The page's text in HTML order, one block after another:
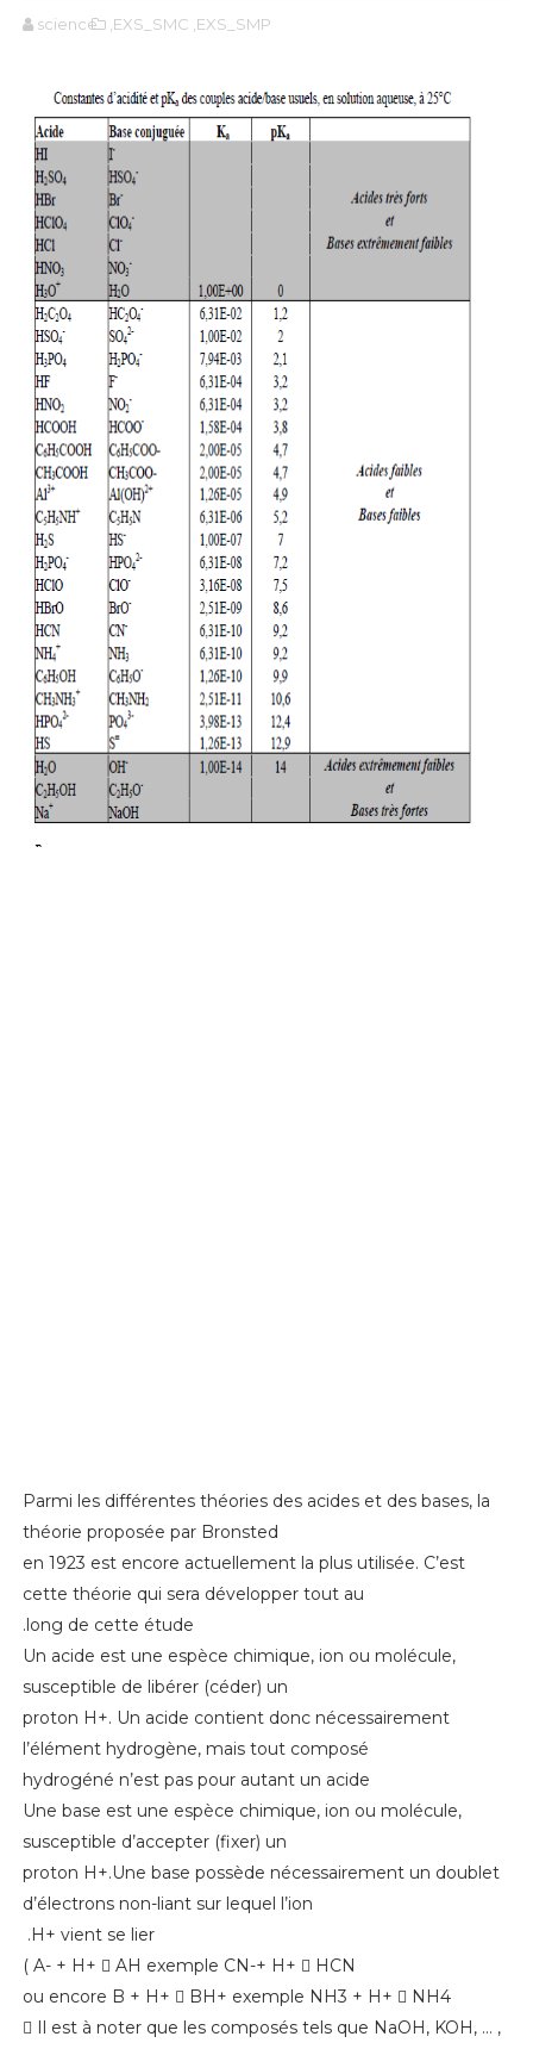
science ,EXS_SMC ,EXS_SMP
Parmi les différentes théories des acides et des bases, la
théorie proposée par Bronsted
en 1923 est encore actuellement la plus utilisée. C’est
cette théorie qui sera développer tout au
long de cette étude.
Un acide est une espèce chimique, ion ou molécule,
susceptible de libérer (céder) un
proton H+. Un acide contient donc nécessairement
l’élément hydrogène, mais tout composé
hydrogéné n’est pas pour autant un acide
Une base est une espèce chimique, ion ou molécule,
susceptible d’accepter (fixer) un
proton H+.Une base possède nécessairement un doublet
d’électrons non-liant sur lequel l’ion
H+ vient se lier.
A- + H+ 􀀧 AH exemple CN-+ H+ 􀀧 HCN )
ou encore B + H+ 􀀧 BH+ exemple NH3 + H+ 􀀧 NH4
􀀢 Il est à noter que les composés tels que NaOH, KOH, … ,